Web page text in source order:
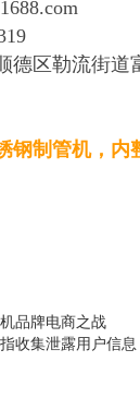
德区勒流街道
钢制管机， 内
品牌电商之战
收集泄露用户信息